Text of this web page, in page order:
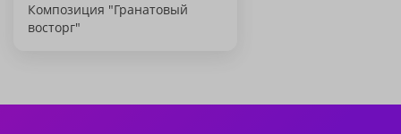
Композиция "Гранатовый
восторг"